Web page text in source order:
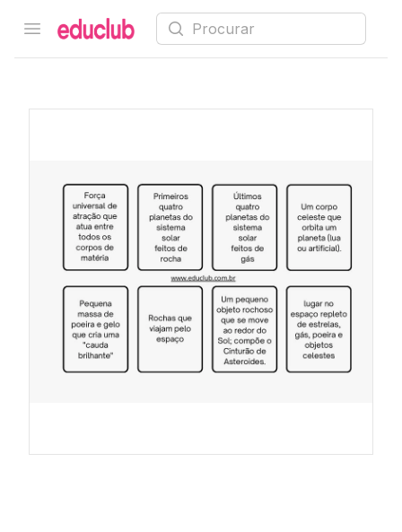
Open menu
Educlub Procurar